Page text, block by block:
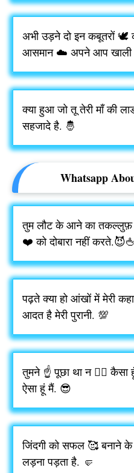
अभी उड़ने दो इन कबूतरों 🕊️
आसमान ☁️ अपने आप खाली
क्या हुआ जो तू तेरी माँ की
सहजादे है. 🤴
Whatsapp
तुम लौट के आने का तकल्लुफ़
❤️ को दोबारा नहीं
पढ़ते क्या हो आंखों में मेरी
आदत है मेरी पुरानी. 💯
तुमने ☝️ पूछा था न 👉🏻
ऐसा हूं मैं. 😎
जिंदगी को सफल 🥰 बनाने के
लड़ना पड़ता है. 🤛